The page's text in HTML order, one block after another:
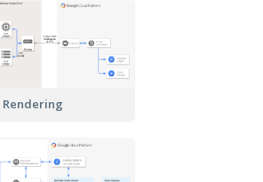
Rendering